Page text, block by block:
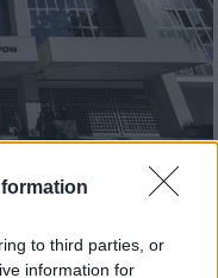
to third parties, or
information for
για τα